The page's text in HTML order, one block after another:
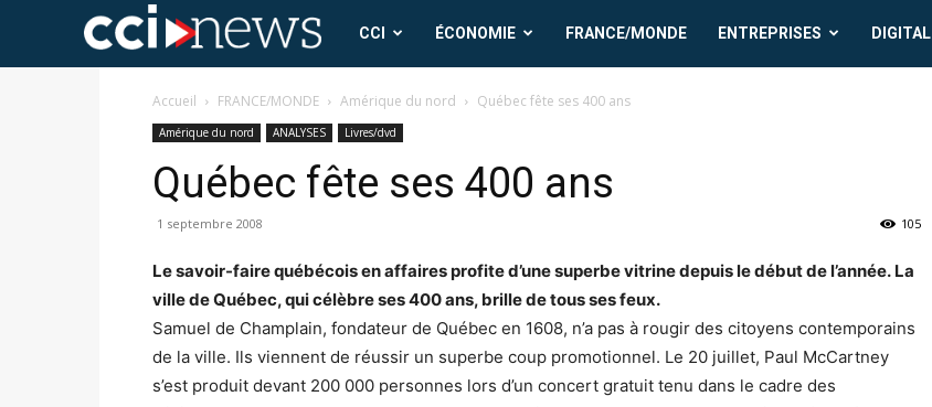
CCI
News
CCI ÉCONOMIE FRANCE/MONDE ENTREPRISES DIGITAL
Accueil FRANCE/MONDE Amérique du nord Québec fête ses 400 ans
Amérique du nord ANALYSES Livres/dvd
Québec fête ses 400 ans
1 septembre 2008 105
Le savoir-faire québécois en affaires profite d’une superbe vitrine depuis le début de l’année. La
ville de Québec, qui célèbre ses 400 ans, brille de tous ses feux.
Samuel de Champlain, fondateur de Québec en 1608, n’a pas à rougir des citoyens contemporains
de la ville. Ils viennent de réussir un superbe coup promotionnel. Le 20 juillet, Paul McCartney
s’est produit devant 200 000 personnes lors d’un concert gratuit tenu dans le cadre des